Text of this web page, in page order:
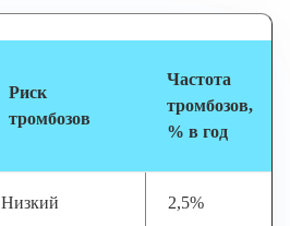
Риск
тромбозов
Частота
тромбозов,
% в год
Низкий 2,5%